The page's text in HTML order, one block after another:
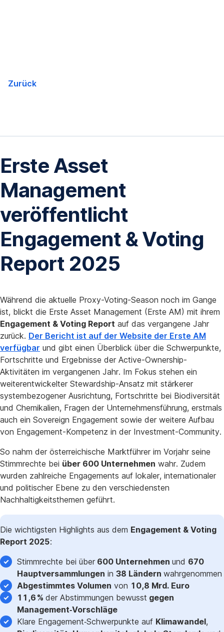
Zurück
Erste Asset
Management
veröffentlicht
Engagement & Voting
Report 2025
Während die aktuelle Proxy-Voting-Season noch im Gange
ist, blickt die Erste Asset Management (Erste AM) mit ihrem
Engagement & Voting Report auf das vergangene Jahr
zurück. Der Bericht ist auf der Website der Erste AM
verfügbar und gibt einen Überblick über die Schwerpunkte,
Fortschritte und Ergebnisse der Active-Ownership-
Aktivitäten im vergangenen Jahr. Im Fokus stehen ein
weiterentwickelter Stewardship-Ansatz mit stärkerer
systembezogener Ausrichtung, Fortschritte bei Biodiversität
und Chemikalien, Fragen der Unternehmensführung, erstmals
auch ein Sovereign Engagement sowie der weitere Aufbau
von Engagement-Kompetenz in der Investment-Community.
So nahm der österreichische Marktführer im Vorjahr seine
Stimmrechte bei über 600 Unternehmen wahr. Zudem
wurden zahlreiche Engagements auf lokaler, internationaler
und politischer Ebene zu den verschiedensten
Nachhaltigkeitsthemen geführt.
Die wichtigsten Highlights aus dem Engagement & Voting
Report 2025:
Stimmrechte bei über 600 Unternehmen und 670
Hauptversammlungen in 38 Ländern wahrgenommen
Abgestimmtes Volumen von 10,8 Mrd. Euro
11,6 % der Abstimmungen bewusst gegen
Management‑Vorschläge
Klare Engagement‑Schwerpunkte auf Klimawandel,